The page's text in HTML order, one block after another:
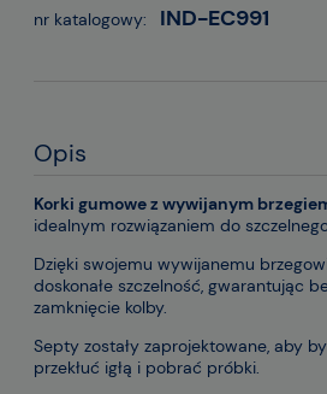
nr katalogowy: IND-EC991
Opis
Korki gumowe z wywijanym
idealnym rozwiązaniem do
Dzięki swojemu wywijanemu
doskonałe szczelność, gwarantując
zamknięcie kolby.
Septy zostały zaprojektowane, aby
przekłuć igłą i pobrać próbki.